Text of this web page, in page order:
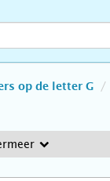
op de letter G